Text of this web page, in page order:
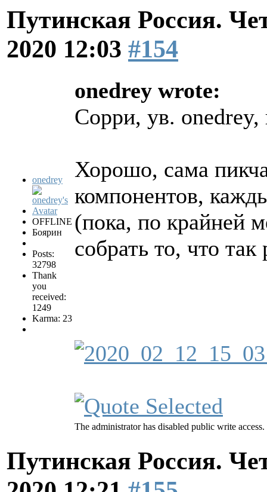
Путинская Россия.
2020 12:03 #154
onedrey
OFFLINE
Боярин
Posts:
32798
Thank
you
received:
1249
Karma: 23
onedrey wrote:
Сорри, ув.
Хорошо, сама
компонентов,
(пока, по крайней
собрать то, что так
The administrator has disabled public write access.
Путинская Россия.